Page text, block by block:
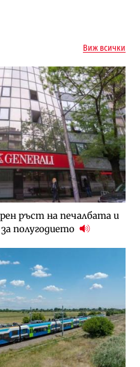
Виж всички
ръст на печалбата и
полугодието